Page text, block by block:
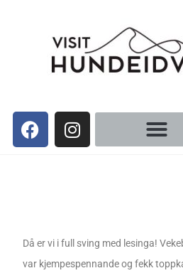
Då er vi i full sving med lesinga!
var kjempespennande og fekk